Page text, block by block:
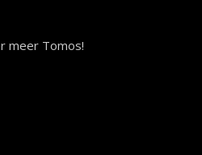
meer Tomos!